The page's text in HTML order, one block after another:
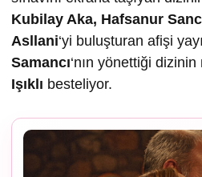
Kubilay Aka, Hafsanur
Asllani‘yi buluşturan afişi
Samancı‘nın yönettiği
Işıklı besteliyor.